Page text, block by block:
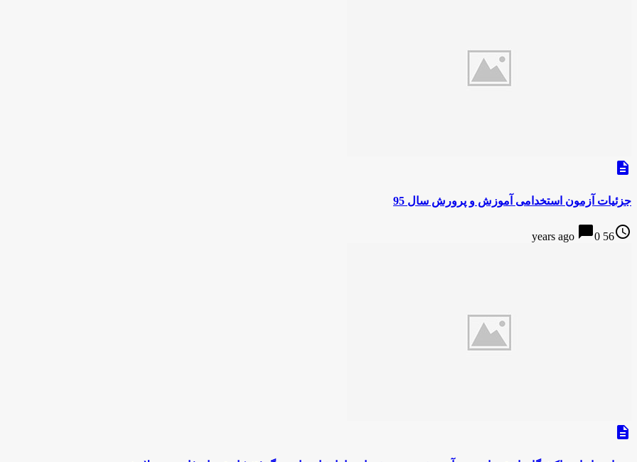
description
جزئیات آزمون استخدامی آموزش و پرورش سال 95
access_time
56 years ago
chat_bubble0
description